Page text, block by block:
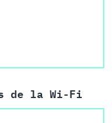
de la Wi-Fi